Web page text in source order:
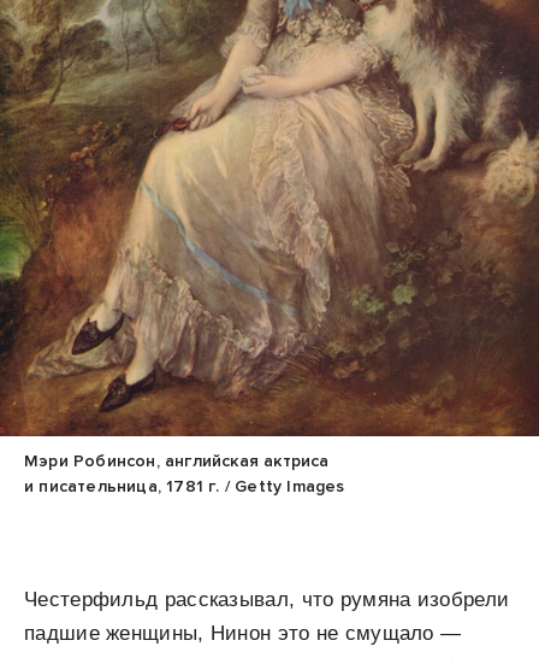
Мэри Робинсон, английская актриса
и писательница, 1781 г. / Getty Images
Честерфильд рассказывал, что румяна изобрели
падшие женщины, Нинон это не смущало —